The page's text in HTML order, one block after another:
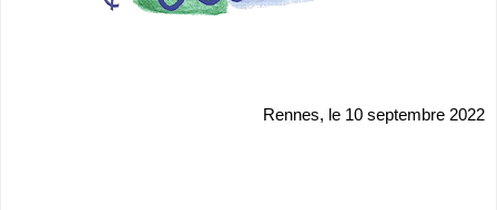
Rennes, le 10 septembre 2022